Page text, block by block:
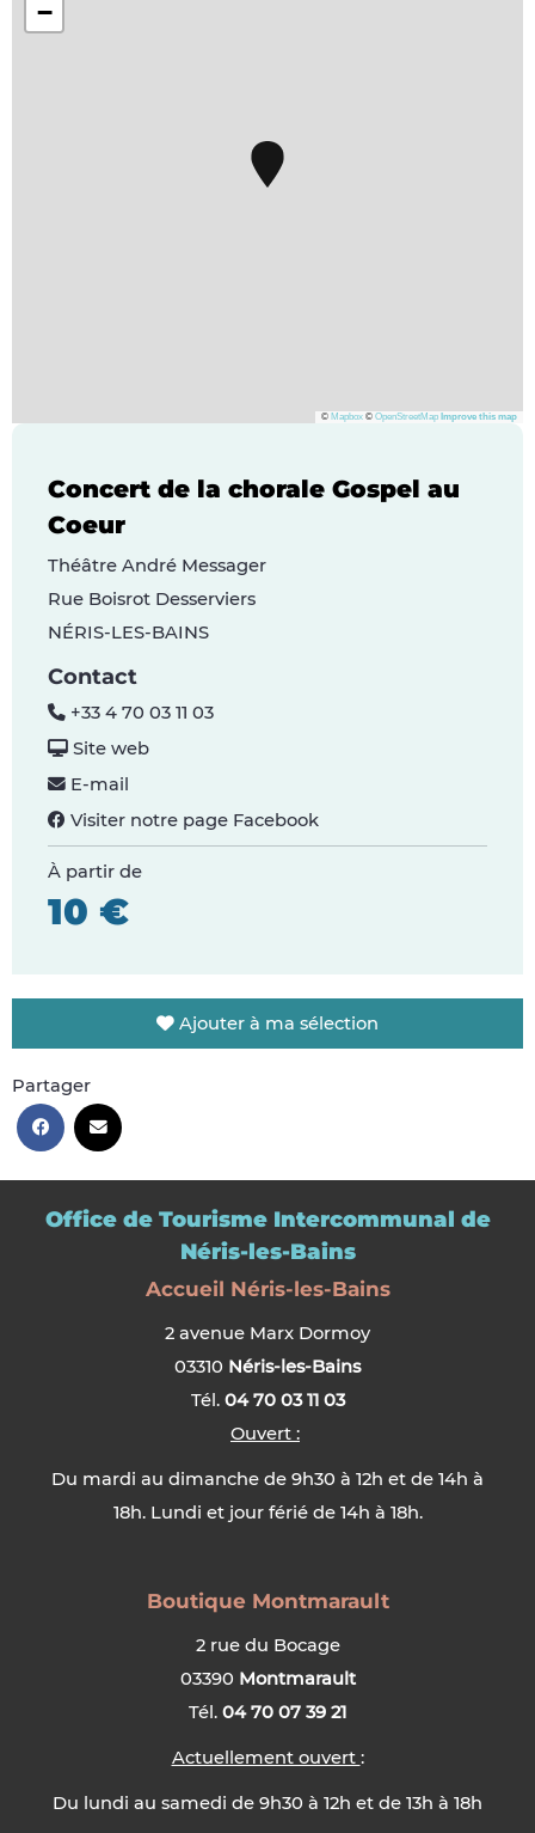
−
© Mapbox © OpenStreetMap Improve this map
Concert de la chorale Gospel au
Coeur
Théâtre André Messager
Rue Boisrot Desserviers
NÉRIS-LES-BAINS
Contact
+33 4 70 03 11 03
Site web
E-mail
Visiter notre page Facebook
À partir de
10 €
Ajouter à ma sélection
Partager
Office de Tourisme Intercommunal de
Néris-les-Bains
Accueil Néris-les-Bains
2 avenue Marx Dormoy
03310 Néris-les-Bains
Tél. 04 70 03 11 03
Ouvert :
Du mardi au dimanche de 9h30 à 12h et de 14h à
18h. Lundi et jour férié de 14h à 18h.
Boutique Montmarault
2 rue du Bocage
03390 Montmarault
Tél. 04 70 07 39 21
Actuellement ouvert :
Du lundi au samedi de 9h30 à 12h et de 13h à 18h